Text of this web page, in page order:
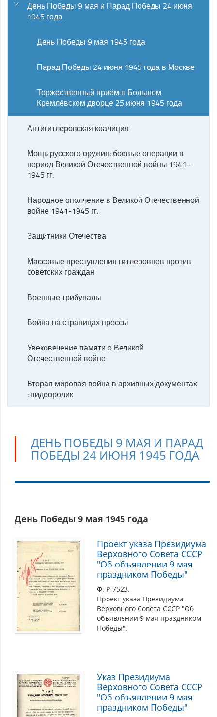
День Победы 9 мая и Парад Победы 24 июня
1945 года
День Победы 9 мая 1945 года
Парад Победы 24 июня 1945 года в Москве
Торжественный приём в Большом
Кремлёвском дворце 25 июня 1945 года
Антигитлеровская коалиция
Мощь русского оружия: боевые операции в
период Великой Отечественной войны 1941–
1945 гг.
Народное ополчение в Великой Отечественной
войне 1941-1945 гг.
Защитники Отечества
Массовые преступления гитлеровцев против
советских граждан
Военные трибуналы
Война на страницах прессы
Увековечение памяти о Великой
Отечественной войне
Вторая мировая война в архивных документах
: видеоролик
ДЕНЬ ПОБЕДЫ 9 МАЯ И ПАРАД
ПОБЕДЫ 24 ИЮНЯ 1945 ГОДА
Победы
9
мая
Парад
Победы
24
июня
1945
года
День Победы 9 мая 1945 года
Проект указа Президиума
Верховного Совета СССР
"Об объявлении 9 мая
праздником Победы"
Ф. Р-7523.
Проект указа Президиума
Верховного Совета СССР "Об
объявлении 9 мая праздником
Победы".
Указ Президиума
Верховного Совета СССР
"Об объявлении 9 мая
праздником Победы"